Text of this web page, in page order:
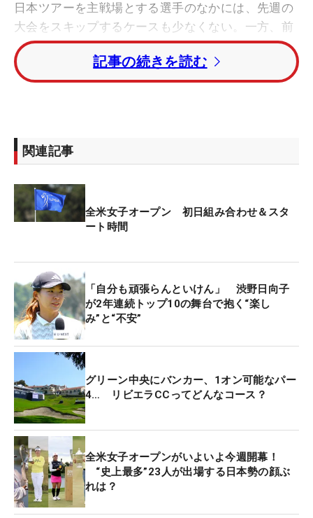
日本ツアーを主戦場とする選手のなかには、先週の
大会をスキップするケースも少なくない。一方、前
哨戦に出場した米ツアー勢の多くは、大会を終える
とすぐにロサンゼルスへ移動し、月曜日から調整を
重ねている。
い。「特に意識はしていないです」（千怜）、「岩
井家は、月曜日移動は変わらずって感じです」（明
平場の試合でもメジャーでも、行動のリズムは同
じ。特別なルーティンというわけではないが、どん
ことが、気持ちをフラットにできる秘訣なのかもし
れない。
先週は姉妹そろって4打差2位で最終日を迎えた。明
愛は最終組、千怜はその1組前でプレー。結果は千
怜が4位、明愛は「74」とスコアを落とし29位で大
会を終えた。
千怜は1年ぶりの勝利を期待させる連続バーディが
序盤に飛び出したが、その後は流れに乗り切れず。
ラウンド後には「少し悔しさはあります」と唇を噛
んだ。
記事の続きを読む
関連記事
全米女子オープン 初日組み合わせ＆スタ
ート時間
「自分も頑張らんといけん」 渋野日向子
が2年連続トップ10の舞台で抱く“楽し
み”と“不安”
グリーン中央にバンカー、1オン可能なパー
4… リビエラCCってどんなコース？
全米女子オープンがいよいよ今週開幕！
“史上最多”23人が出場する日本勢の顔ぶ
れは？